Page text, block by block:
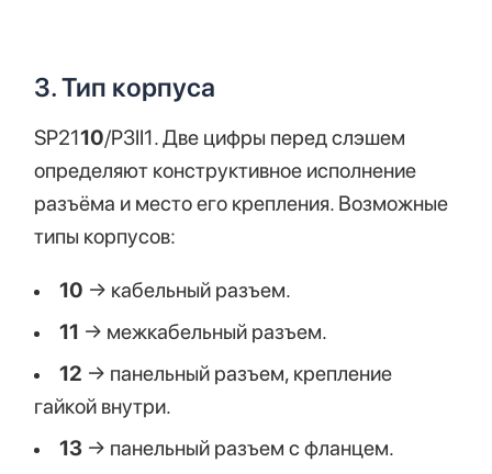
3. Тип корпуса
SP2110/P3II1. Две цифры перед слэшем
определяют конструктивное исполнение
разъёма и место его крепления. Возможные
типы корпусов:
10 → кабельный разъем.
11 → межкабельный разъем.
12 → панельный разъем, крепление
гайкой внутри.
13 → панельный разъем с фланцем.